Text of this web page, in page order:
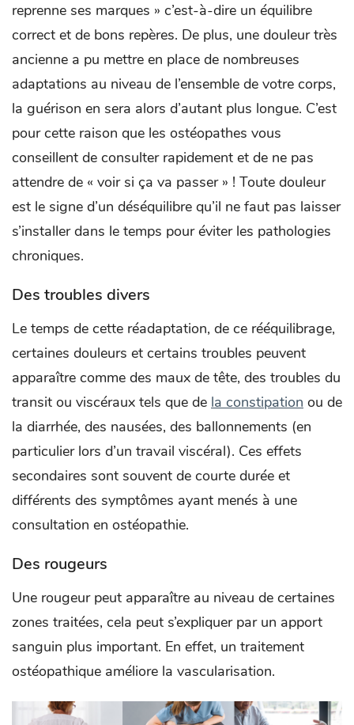
reprenne ses marques » c’est-à-dire un équilibre
correct et de bons repères. De plus, une douleur très
ancienne a pu mettre en place de nombreuses
adaptations au niveau de l’ensemble de votre corps,
la guérison en sera alors d’autant plus longue. C’est
pour cette raison que les ostéopathes vous
conseillent de consulter rapidement et de ne pas
attendre de « voir si ça va passer » ! Toute douleur
est le signe d’un déséquilibre qu’il ne faut pas laisser
s’installer dans le temps pour éviter les pathologies
chroniques.
Des troubles divers
Le temps de cette réadaptation, de ce rééquilibrage,
certaines douleurs et certains troubles peuvent
apparaître comme des maux de tête, des troubles du
transit ou viscéraux tels que de la constipation ou de
la diarrhée, des nausées, des ballonnements (en
particulier lors d’un travail viscéral). Ces effets
secondaires sont souvent de courte durée et
différents des symptômes ayant menés à une
consultation en ostéopathie.
Des rougeurs
Une rougeur peut apparaître au niveau de certaines
zones traitées, cela peut s’expliquer par un apport
sanguin plus important. En effet, un traitement
ostéopathique améliore la vascularisation.